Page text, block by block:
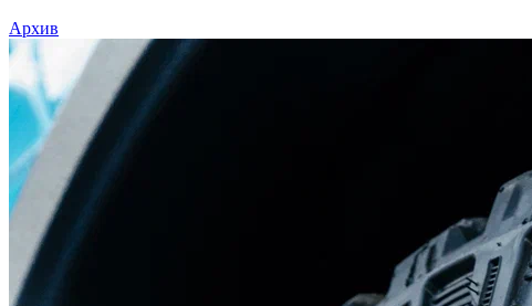
Архив